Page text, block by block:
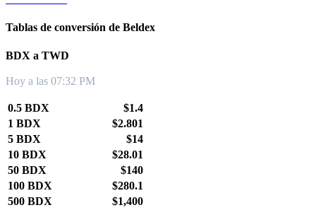
Tablas de conversión de Beldex
BDX a TWD
Hoy a las 07:32 PM
0.5 BDX
$1.4
1 BDX
$2.801
5 BDX
$14
10 BDX
$28.01
50 BDX
$140
100 BDX
$280.1
500 BDX
$1,400